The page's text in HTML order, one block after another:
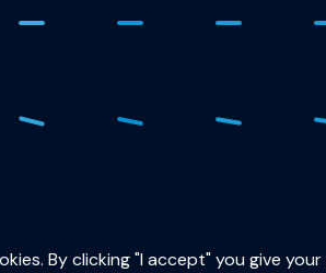
By clicking "I accept" you give